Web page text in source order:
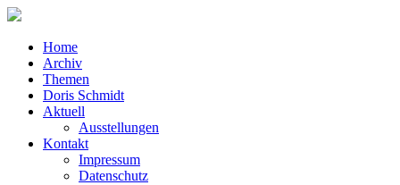
Home
Archiv
Themen
Doris Schmidt
Aktuell
Ausstellungen
Kontakt
Impressum
Datenschutz